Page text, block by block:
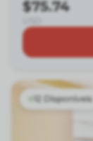
$75.74
12 Disponíveis